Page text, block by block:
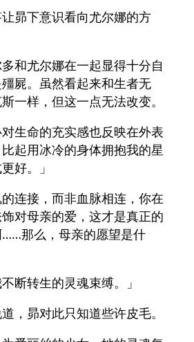
昴下意识看向尤尔娜的方
和尤尔娜在一起显得十分自
屍。虽然看起来和生者无
一样，但这一点无法改变。
对生命的充实感也反映在外表
起用冰冷的身体拥抱我的星
好。」
的连接，而非血脉相连，你在
对母亲的爱，这才是真正的
……那么，母亲的愿望是什
断转生的灵魂束缚。」
，昴对此只知道些许皮毛。